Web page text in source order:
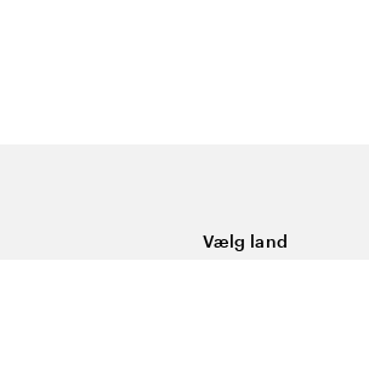
Vælg land